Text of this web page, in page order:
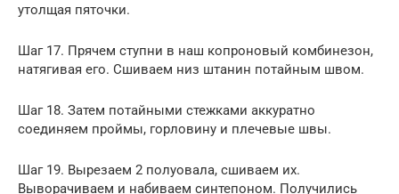
утолщая пяточки.
Шаг 17. Прячем ступни в наш копроновый комбинезон,
натягивая его. Сшиваем низ штанин потайным швом.
Шаг 18. Затем потайными стежками аккуратно
соединяем проймы, горловину и плечевые швы.
Шаг 19. Вырезаем 2 полуовала, сшиваем их.
Выворачиваем и набиваем синтепоном. Получились